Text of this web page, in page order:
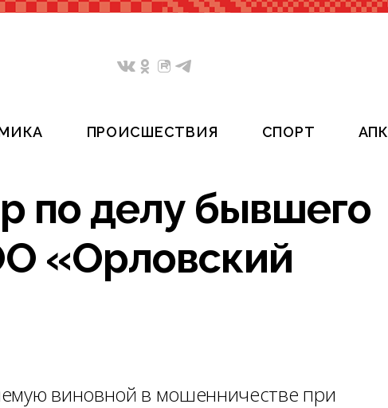
ПРОИСШЕСТВИЯ СПОРТ АПК
по делу бывшего
«Орловский
виновной в мошенничестве при